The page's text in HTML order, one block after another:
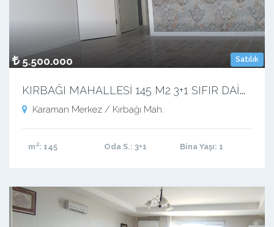
Satılık
5.500.000
K
IRBAĞI MAHALLESİ 145 M2 3+1 SIFIR DAİRE
Karaman Merkez / Kırbağı Mah.
m²: 145 Oda S.: 3+1 Bina Yaşı: 1